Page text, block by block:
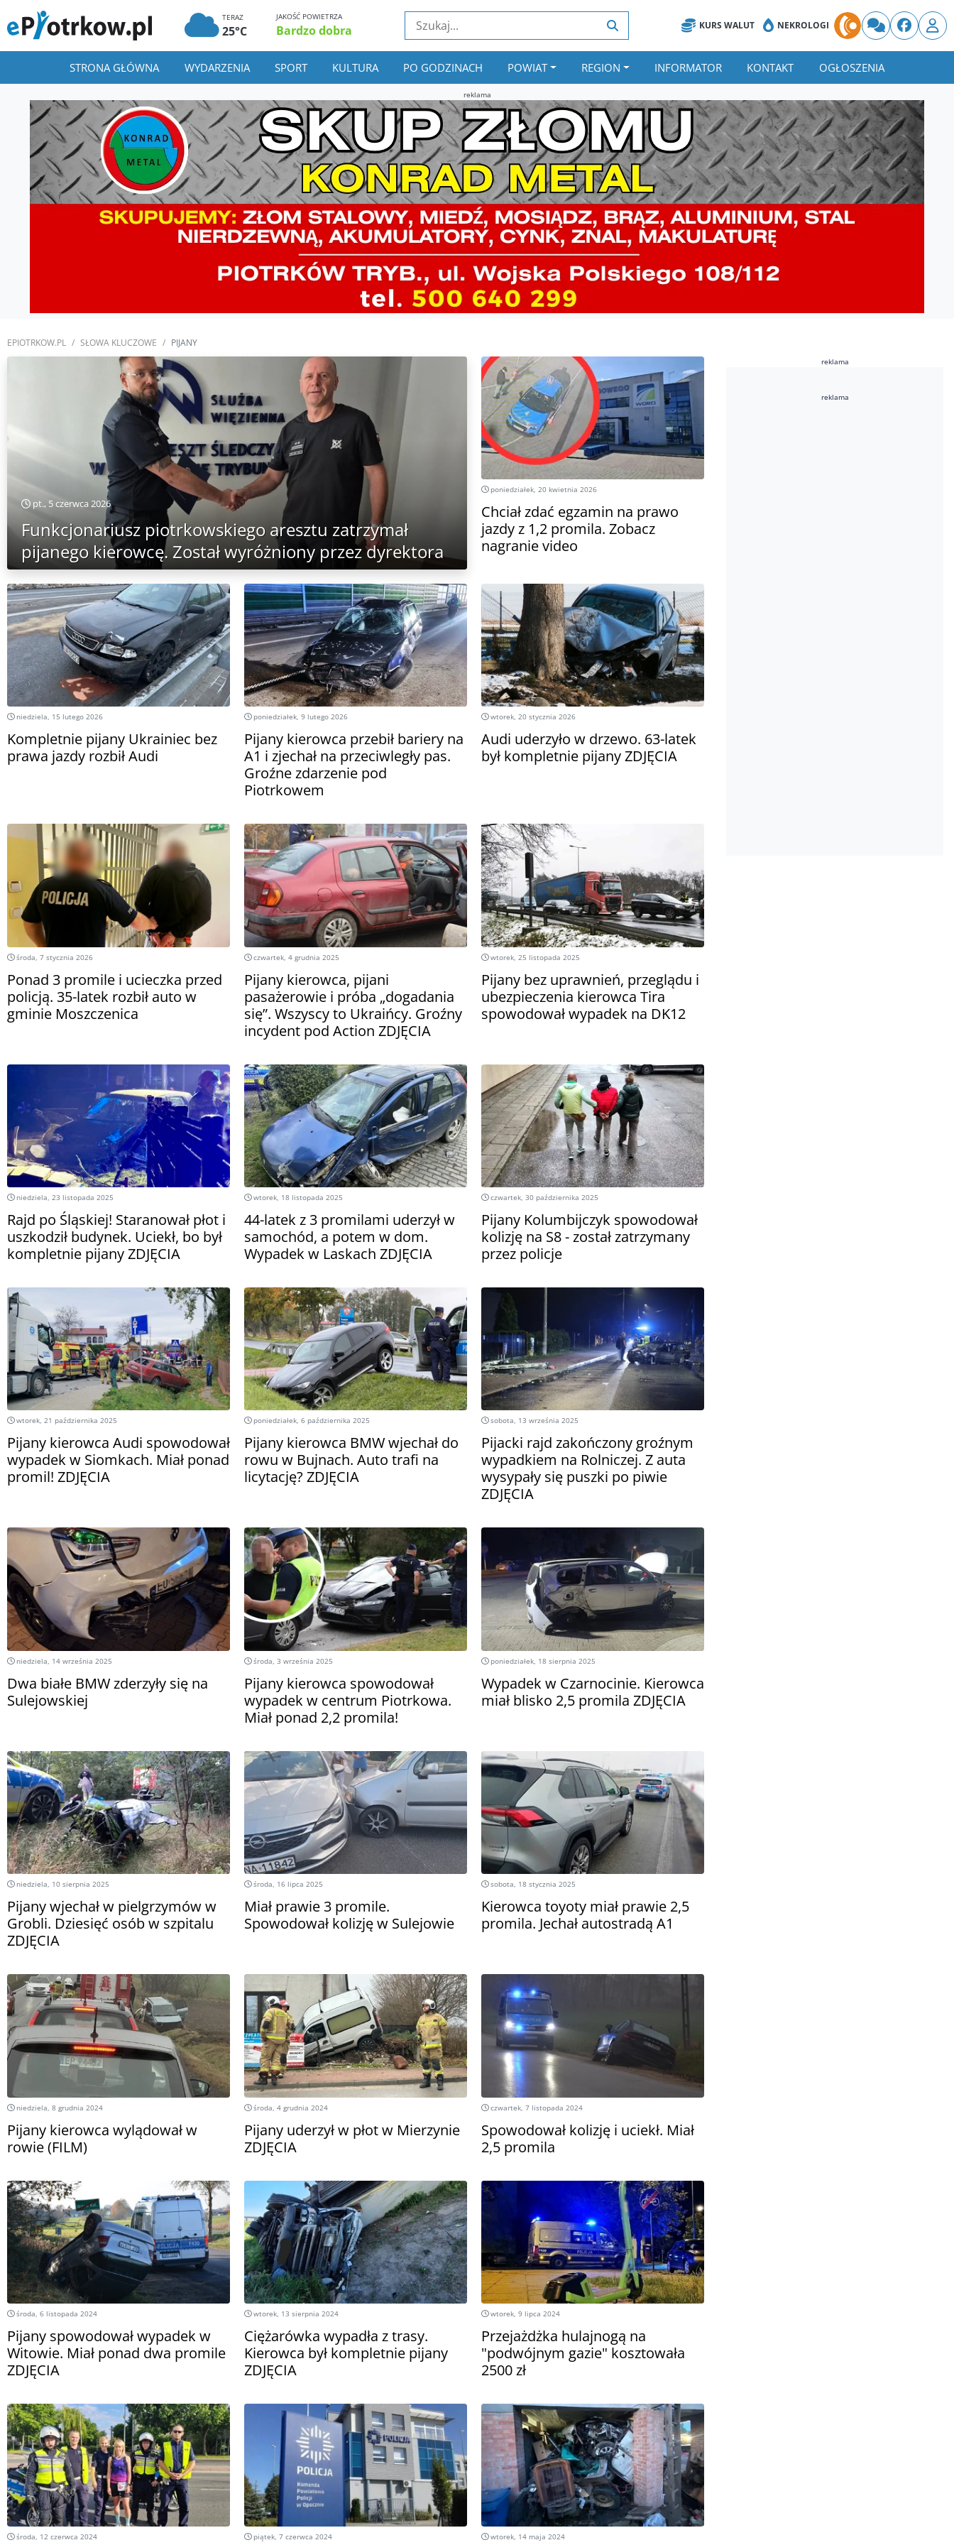
TERAZ
25°C
JAKOŚĆ POWIETRZA
Bardzo dobra KURS WALUT NEKROLOGI
STRONA GŁÓWNA WYDARZENIA SPORT KULTURA PO GODZINACH POWIAT REGION INFORMATOR KONTAKT OGŁOSZENIA
reklama
EPIOTRKOW.PL SŁOWA KLUCZOWE PIJANY
pt., 5 czerwca 2026
Funkcjonariusz piotrkowskiego aresztu zatrzymał
pijanego kierowcę. Został wyróżniony przez dyrektora
poniedziałek, 20 kwietnia 2026
Chciał zdać egzamin na prawo
jazdy z 1,2 promila. Zobacz
nagranie video
niedziela, 15 lutego 2026
Kompletnie pijany Ukrainiec bez
prawa jazdy rozbił Audi
poniedziałek, 9 lutego 2026
Pijany kierowca przebił bariery na
A1 i zjechał na przeciwległy pas.
Groźne zdarzenie pod
Piotrkowem
wtorek, 20 stycznia 2026
Audi uderzyło w drzewo. 63-latek
był kompletnie pijany ZDJĘCIA
środa, 7 stycznia 2026
Ponad 3 promile i ucieczka przed
policją. 35-latek rozbił auto w
gminie Moszczenica
czwartek, 4 grudnia 2025
Pijany kierowca, pijani
pasażerowie i próba „dogadania
się”. Wszyscy to Ukraińcy. Groźny
incydent pod Action ZDJĘCIA
wtorek, 25 listopada 2025
Pijany bez uprawnień, przeglądu i
ubezpieczenia kierowca Tira
spowodował wypadek na DK12
niedziela, 23 listopada 2025
Rajd po Śląskiej! Staranował płot i
uszkodził budynek. Uciekł, bo był
kompletnie pijany ZDJĘCIA
wtorek, 18 listopada 2025
44-latek z 3 promilami uderzył w
samochód, a potem w dom.
Wypadek w Laskach ZDJĘCIA
czwartek, 30 października 2025
Pijany Kolumbijczyk spowodował
kolizję na S8 - został zatrzymany
przez policje
wtorek, 21 października 2025
Pijany kierowca Audi spowodował
wypadek w Siomkach. Miał ponad
promil! ZDJĘCIA
poniedziałek, 6 października 2025
Pijany kierowca BMW wjechał do
rowu w Bujnach. Auto trafi na
licytację? ZDJĘCIA
sobota, 13 września 2025
Pijacki rajd zakończony groźnym
wypadkiem na Rolniczej. Z auta
wysypały się puszki po piwie
ZDJĘCIA
niedziela, 14 września 2025
Dwa białe BMW zderzyły się na
Sulejowskiej
środa, 3 września 2025
Pijany kierowca spowodował
wypadek w centrum Piotrkowa.
Miał ponad 2,2 promila!
poniedziałek, 18 sierpnia 2025
Wypadek w Czarnocinie. Kierowca
miał blisko 2,5 promila ZDJĘCIA
niedziela, 10 sierpnia 2025
Pijany wjechał w pielgrzymów w
Grobli. Dziesięć osób w szpitalu
ZDJĘCIA
środa, 16 lipca 2025
Miał prawie 3 promile.
Spowodował kolizję w Sulejowie
sobota, 18 stycznia 2025
Kierowca toyoty miał prawie 2,5
promila. Jechał autostradą A1
niedziela, 8 grudnia 2024
Pijany kierowca wylądował w
rowie (FILM)
środa, 4 grudnia 2024
Pijany uderzył w płot w Mierzynie
ZDJĘCIA
czwartek, 7 listopada 2024
Spowodował kolizję i uciekł. Miał
2,5 promila
środa, 6 listopada 2024
Pijany spowodował wypadek w
Witowie. Miał ponad dwa promile
ZDJĘCIA
wtorek, 13 sierpnia 2024
Ciężarówka wypadła z trasy.
Kierowca był kompletnie pijany
ZDJĘCIA
wtorek, 9 lipca 2024
Przejażdżka hulajnogą na
"podwójnym gazie" kosztowała
2500 zł
środa, 12 czerwca 2024 piątek, 7 czerwca 2024 wtorek, 14 maja 2024
reklama
reklama